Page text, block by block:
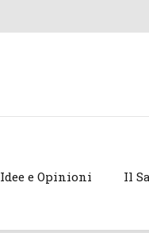
Idee e Opinioni Il